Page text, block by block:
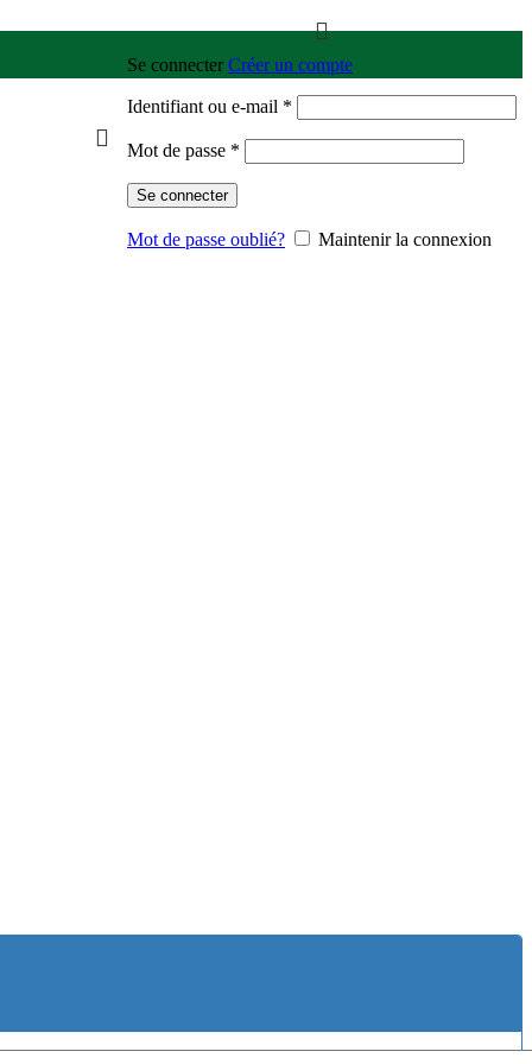
Se connecter Créer un compte
Identifiant ou e-mail *
Mot de passe *
Se connecter
Mot de passe oublié? Maintenir la connexion